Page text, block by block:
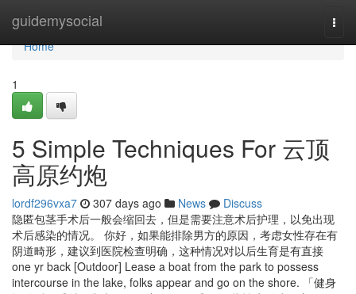
guidemysocial
Home
Home
1
5 Simple Techniques For 云顶
高原约炮
lordf296vxa7 307 days ago News
Discuss
隐匿包茎手术后一般会缩回去，但是需要注意术后护理，以免出现
术后感染的情况。 你好，如果能排除男方的原因，考虑女性存在有
阴道畸形，建议到医院检查明确，这种情况对以后生育是有直接
one yr back [Outdoor] Lease a boat from the park to possess
intercourse in the lake, folks appear and go on the shore. 「健身